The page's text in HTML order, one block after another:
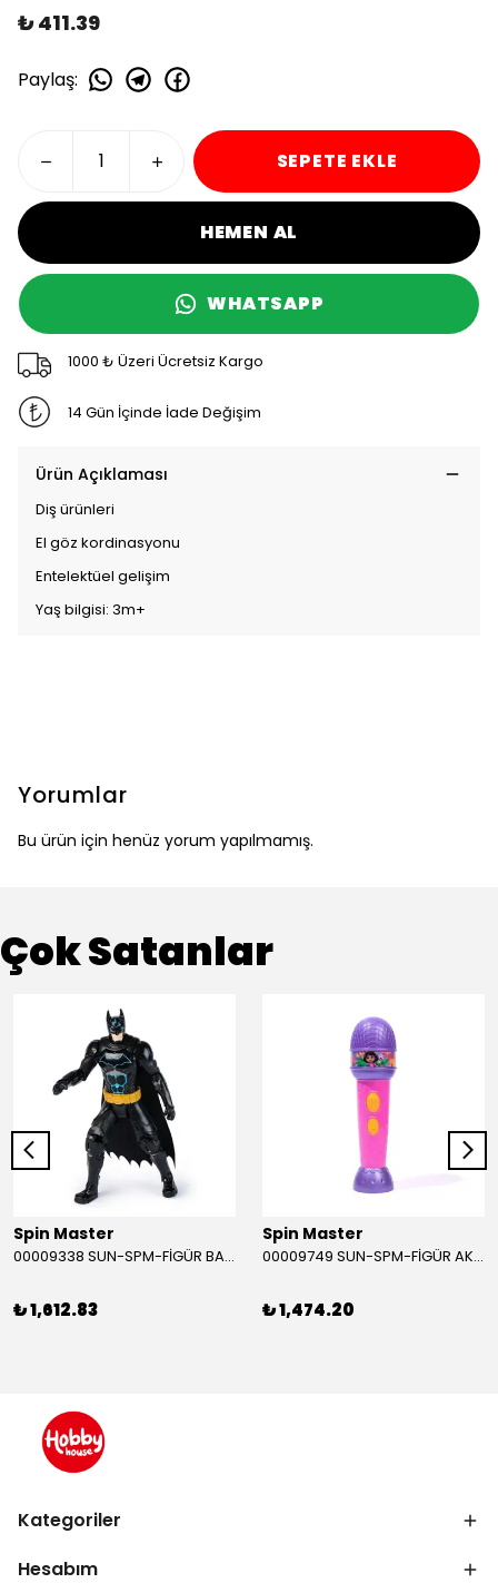
₺ 411.39
Paylaş:
SEPETE EKLE
HEMEN AL
WHATSAPP
1000 ₺ Üzeri Ücretsiz Kargo
14 Gün İçinde İade Değişim
Ürün Açıklaması
Diş ürünleri
El göz kordinasyonu
Entelektüel gelişim
Yaş bilgisi: 3m+
Yorumlar
Bu ürün için henüz yorum yapılmamış.
Çok Satanlar
Spin Master
00009338 SUN-SPM-FİGÜR BATMAN NİNJA STRIKE 30 CM. EXC.
₺ 1,612.83
Spin Master
00009749 SUN-SPM-FİGÜR AKS. DORA MİKROFON YAĞMUR ORMANI RİTMİ (DORA) SESLİ
₺ 1,474.20
Kategoriler
Hesabım